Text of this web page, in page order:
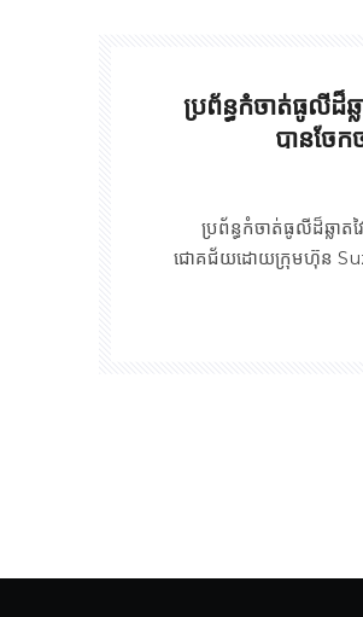
ប្រព័ន្ធកំចាត់ធូលីដ៏ឆ្
បានចែ
ប្រព័ន្ធកំចាត់ធូលីដ៏ឆ្លា
ជោគជ័យដោយក្រុមហ៊ុន